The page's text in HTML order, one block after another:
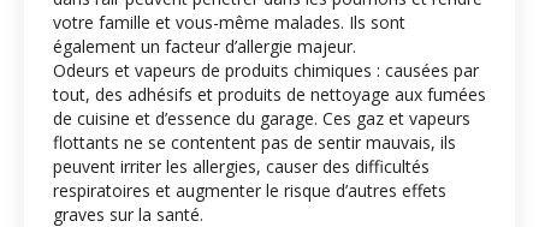
votre famille et vous-même malades. Ils sont
également un facteur d’allergie majeur.
Odeurs et vapeurs de produits chimiques : causées par
tout, des adhésifs et produits de nettoyage aux fumées
de cuisine et d’essence du garage. Ces gaz et vapeurs
flottants ne se contentent pas de sentir mauvais, ils
peuvent irriter les allergies, causer des difficultés
respiratoires et augmenter le risque d’autres effets
graves sur la santé.